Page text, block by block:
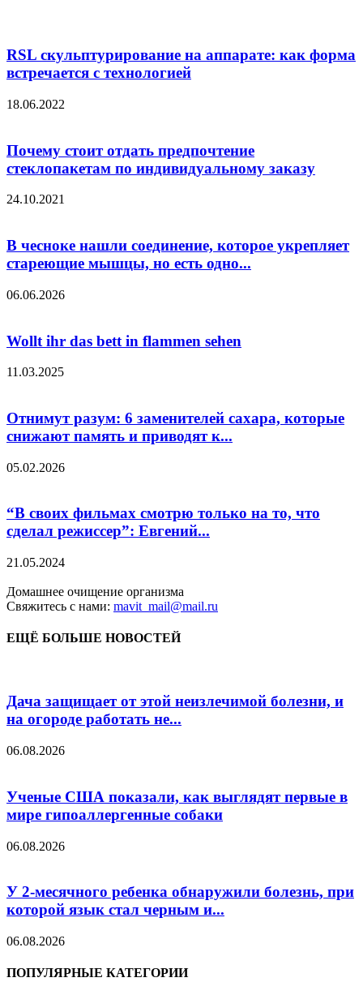
RSL скульптурирование на аппарате: как форма
встречается с технологией
18.06.2022
Почему стоит отдать предпочтение
стеклопакетам по индивидуальному заказу
24.10.2021
В чесноке нашли соединение, которое укрепляет
стареющие мышцы, но есть одно...
06.06.2026
Wollt ihr das bett in flammen sehen
11.03.2025
Отнимут разум: 6 заменителей сахара, которые
снижают память и приводят к...
05.02.2026
“В своих фильмах смотрю только на то, что
сделал режиссер”: Евгений...
21.05.2024
Домашнее очищение организма
Свяжитесь с нами: mavit_mail@mail.ru
ЕЩЁ БОЛЬШЕ НОВОСТЕЙ
Дача защищает от этой неизлечимой болезни, и
на огороде работать не...
06.08.2026
Ученые США показали, как выглядят первые в
мире гипоаллергенные собаки
06.08.2026
У 2-месячного ребенка обнаружили болезнь, при
которой язык стал черным и...
06.08.2026
ПОПУЛЯРНЫЕ КАТЕГОРИИ